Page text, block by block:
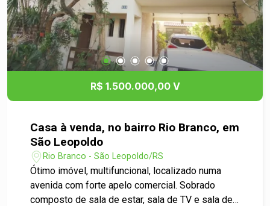
ou simplesmente garantir um imóvel com alto
potencial de retorno financeiro. Entre em contato
e agende sua visita!
R$ 1.500.000,00 V
Casa à venda, no bairro Rio Branco, em
São Leopoldo
Rio Branco - São Leopoldo/RS
Ótimo imóvel, multifuncional, localizado numa
avenida com forte apelo comercial. Sobrado
composto de sala de estar, sala de TV e sala de